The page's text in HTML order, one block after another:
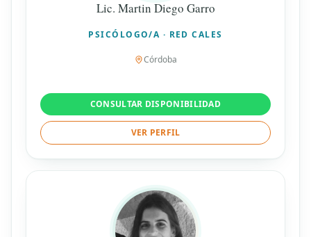
Lic. Martin Diego Garro
PSICÓLOGO/A · RED CALES
Córdoba
CONSULTAR DISPONIBILIDAD
VER PERFIL